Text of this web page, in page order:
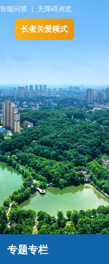
智能问答 无障碍浏览
长者关爱模式
专题专栏